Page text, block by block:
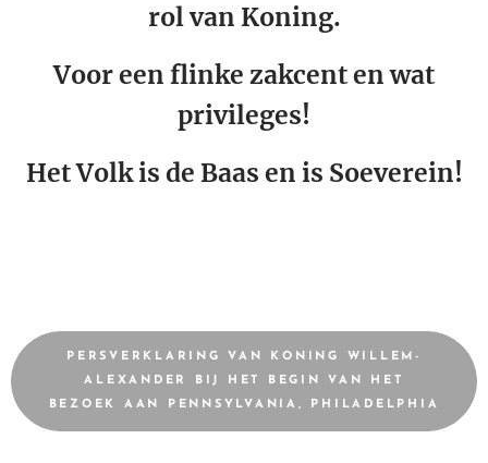
rol van Koning.
Voor een flinke zakcent en wat
privileges!
Het Volk is de Baas en is Soeverein!
PERSVERKLARING VAN KONING WILLEM-
ALEXANDER BIJ HET BEGIN VAN HET
BEZOEK AAN PENNSYLVANIA, PHILADELPHIA